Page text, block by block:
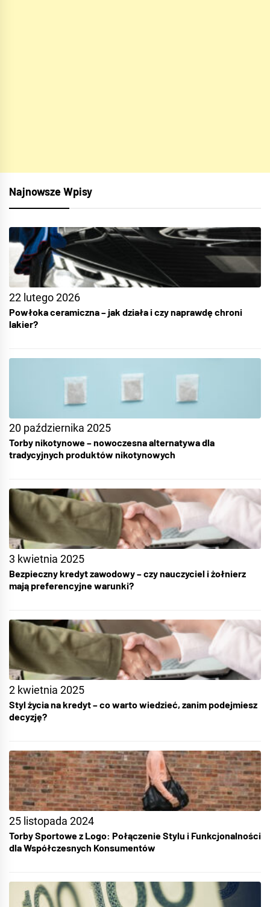
Najnowsze Wpisy
22 lutego 2026
Powłoka ceramiczna – jak działa i czy naprawdę chroni
lakier?
20 października 2025
Torby nikotynowe – nowoczesna alternatywa dla
tradycyjnych produktów nikotynowych
3 kwietnia 2025
Bezpieczny kredyt zawodowy – czy nauczyciel i żołnierz
mają preferencyjne warunki?
2 kwietnia 2025
Styl życia na kredyt – co warto wiedzieć, zanim podejmiesz
decyzję?
25 listopada 2024
Torby Sportowe z Logo: Połączenie Stylu i Funkcjonalności
dla Współczesnych Konsumentów